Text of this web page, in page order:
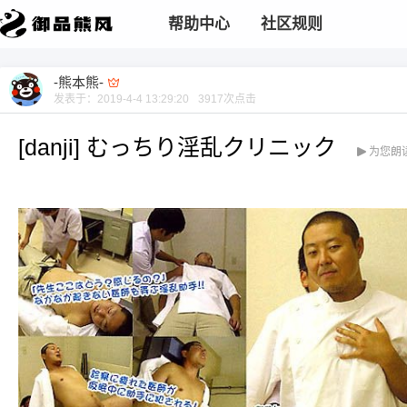
帮助中心 社区规则
-熊本熊-
发表于： 2019-4-4 13:29:20 3917次点击
[danji] むっちり淫乱クリニック 为您朗